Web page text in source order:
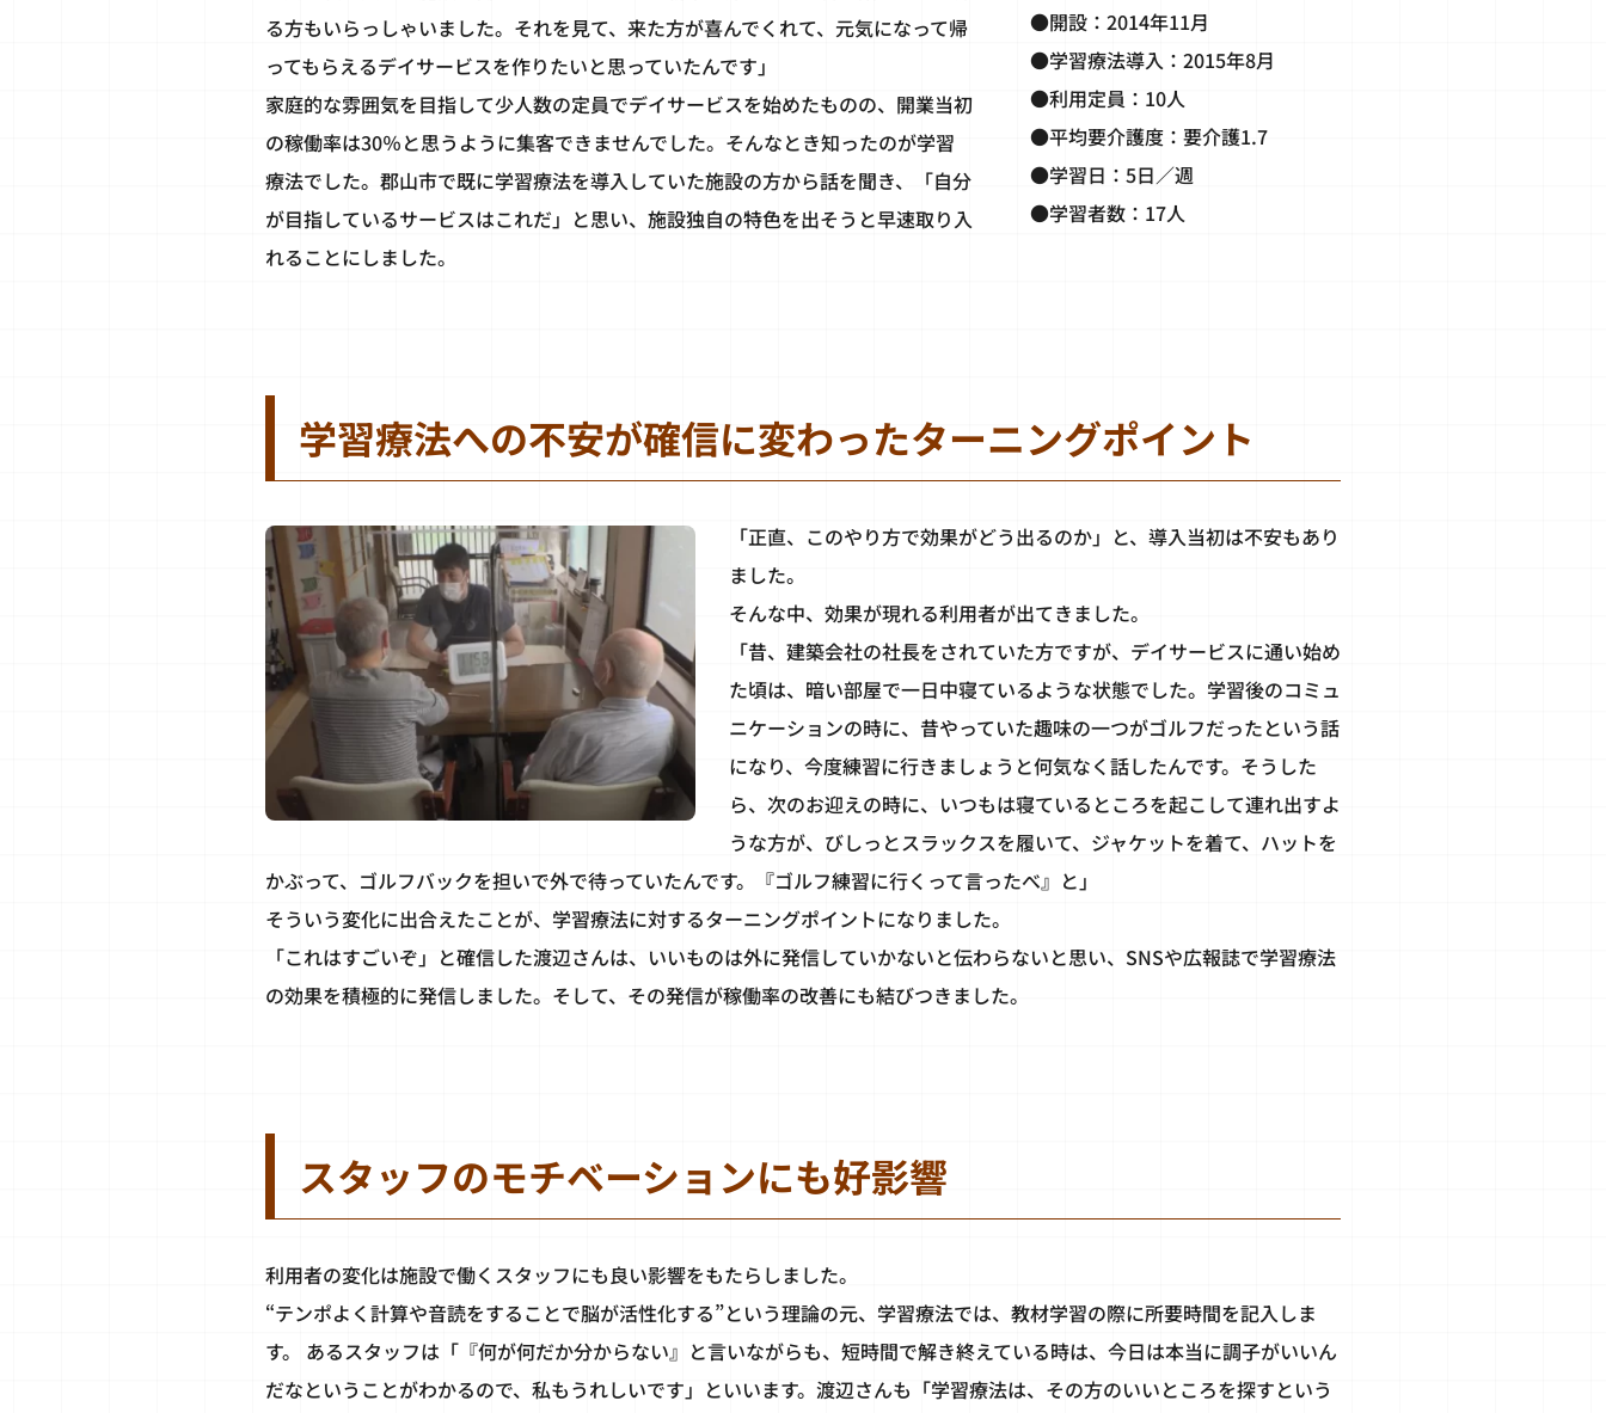
●開設：2014年11月
●学習療法導入：2015年8月
●利用定員：10人
●平均要介護度：要介護1.7
●学習日：5日／週
●学習者数：17人
る方もいらっしゃいました。それを見て、来た方が喜んでくれて、元気になって帰
ってもらえるデイサービスを作りたいと思っていたんです」
家庭的な雰囲気を目指して少人数の定員でデイサービスを始めたものの、開業当初
の稼働率は30％と思うように集客できませんでした。そんなとき知ったのが学習
療法でした。郡山市で既に学習療法を導入していた施設の方から話を聞き、「自分
が目指しているサービスはこれだ」と思い、施設独自の特色を出そうと早速取り入
れることにしました。
学習療法への不安が確信に変わったターニングポイント
「正直、このやり方で効果がどう出るのか」と、導入当初は不安もあり
ました。
そんな中、効果が現れる利用者が出てきました。
「昔、建築会社の社長をされていた方ですが、デイサービスに通い始め
た頃は、暗い部屋で一日中寝ているような状態でした。学習後のコミュ
ニケーションの時に、昔やっていた趣味の一つがゴルフだったという話
になり、今度練習に行きましょうと何気なく話したんです。そうした
ら、次のお迎えの時に、いつもは寝ているところを起こして連れ出すよ
うな方が、びしっとスラックスを履いて、ジャケットを着て、ハットを
かぶって、ゴルフバックを担いで外で待っていたんです。『ゴルフ練習に行くって言ったべ』と」
そういう変化に出合えたことが、学習療法に対するターニングポイントになりました。
「これはすごいぞ」と確信した渡辺さんは、いいものは外に発信していかないと伝わらないと思い、SNSや広報誌で学習療法
の効果を積極的に発信しました。そして、その発信が稼働率の改善にも結びつきました。
スタッフのモチベーションにも好影響
利用者の変化は施設で働くスタッフにも良い影響をもたらしました。
“テンポよく計算や音読をすることで脳が活性化する”という理論の元、学習療法では、教材学習の際に所要時間を記入しま
す。 あるスタッフは「『何が何だか分からない』と言いながらも、短時間で解き終えている時は、今日は本当に調子がいいん
だなということがわかるので、私もうれしいです」といいます。渡辺さんも「学習療法は、その方のいいところを探すという